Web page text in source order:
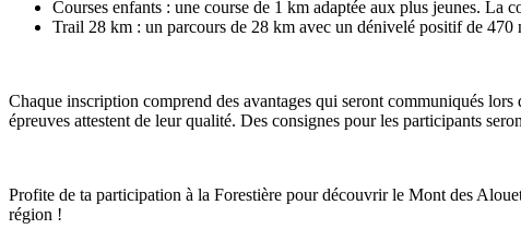
Courses enfants : une course de 1 km adaptée aux plus jeunes. La
Trail 28 km : un parcours de 28 km avec un dénivelé positif de 470
Chaque inscription comprend des avantages qui seront communiqués
épreuves attestent de leur qualité. Des consignes pour les participants
Profite de ta participation à la Forestière pour découvrir le Mont des
région !